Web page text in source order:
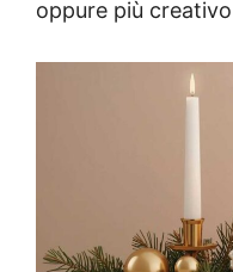
oppure più creativo